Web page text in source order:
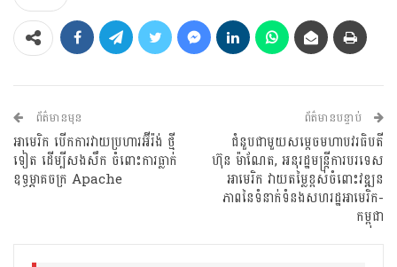
ព័ត៌មានមុន
អាមេរិក បើកការវាយប្រហារអ៊ីរ៉ង់ ថ្មី
ទៀត ដើម្បីសងសឹក ចំពោះការធ្លាក់
ឧទ្ធម្ភាគចក្រ Apache
ព័ត៌មានបន្ទាប់
ជំនួបជាមួយសម្តេចមហាបវរធិបតី
ហ៊ុន ម៉ាណែត, អនុរដ្ឋមន្ត្រីការបរទេស
អាមេរិក វាយតម្លៃខ្ពស់ចំពោះវឌ្ឍន
ភាពនៃទំនាក់ទំនងសហរដ្ឋអាមេរិក-
កម្ពុជា